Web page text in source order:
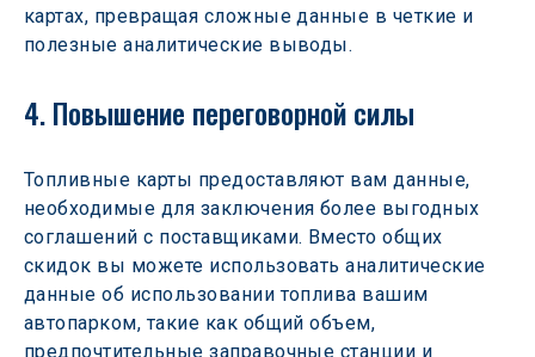
картах, превращая сложные данные в четкие и
полезные аналитические выводы.
4. Повышение переговорной силы
Топливные карты предоставляют вам данные,
необходимые для заключения более выгодных
соглашений с поставщиками. Вместо общих
скидок вы можете использовать аналитические
данные об использовании топлива вашим
автопарком, такие как общий объем,
предпочтительные заправочные станции и